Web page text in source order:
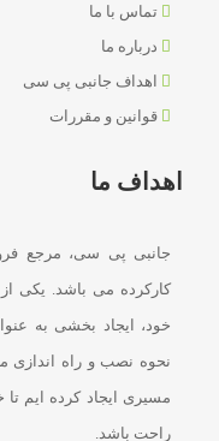
تماس با ما
درباره ما
اهداف جانبی پی سی
قوانین و مقررات
اهداف ما
کارکرده می باشد. یکی
خود، ایجاد بخشی به
نحوه نصب و راه اندازی
مسیری ایجاد کرده ایم
راحت باشد.